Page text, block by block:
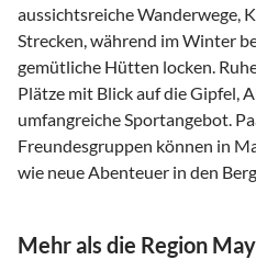
aussichtsreiche Wanderwege,
Strecken, während im Winter
gemütliche Hütten locken.
Plätze mit Blick auf die Gipfel,
umfangreiche Sportangebot.
Freundesgruppen können in
wie neue Abenteuer in den
Mehr als die Region